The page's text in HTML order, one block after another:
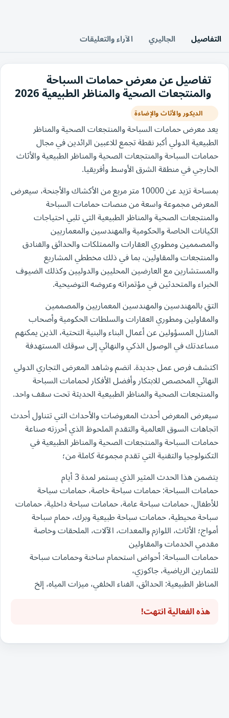
التفاصيل الجاليري الآراء والتعليقات
تفاصيل عن معرض حمامات السباحة
والمنتجعات الصحية والمناظر الطبيعية 2026
الديكور والأثاث والإضاءة
يعد معرض حمامات السباحة والمنتجعات الصحية والمناظر
الطبيعية الدولي أكبر نقطة تجمع للاعبين الرائدين في مجال
حمامات السباحة والمنتجعات الصحية والمناظر الطبيعية والأثاث
الخارجي في منطقة الشرق الأوسط وأفريقيا.
بمساحة تزيد عن 10000 متر مربع من الأكشاك والأجنحة، سيعرض
المعرض مجموعة واسعة من منصات حمامات السباحة
والمنتجعات الصحية والمناظر الطبيعية التي تلبي احتياجات
الكيانات الخاصة والحكومية والمهندسين والمعماريين
والمصممين ومطوري العقارات والممتلكات والحدائق والفنادق
والمنتجعات والمقاولين، بما في ذلك مخططي المشاريع
والمستشارين مع العارضين المحليين والدوليين وكذلك الضيوف
الخبراء والمتحدثين في مؤتمراته وعروضه التوضيحية.
التقِ بالمهندسين والمهندسين المعماريين والمصممين
والمقاولين ومطوري العقارات والسلطات الحكومية وأصحاب
المنازل المسؤولين عن أعمال البناء والبنية التحتية، الذين يمكنهم
مساعدتك في الوصول الذكي والنهائي إلى سوقك المستهدفة
اكتشف فرص عمل جديدة. انضم وشاهد المعرض التجاري الدولي
النهائي المخصص للابتكار وأفضل الأفكار لحمامات السباحة
والمنتجعات الصحية والمناظر الطبيعية الحديثة تحت سقف واحد.
سيعرض المعرض أحدث المعروضات والأحداث التي تتناول أحدث
اتجاهات السوق العالمية والتقدم الملحوظ الذي أحرزته صناعة
حمامات السباحة والمنتجعات الصحية والمناظر الطبيعية في
التكنولوجيا والتقنية التي تقدم مجموعة كاملة من؛
يتضمن هذا الحدث المثير الذي يستمر لمدة 3 أيام
حمامات السباحة: حمامات سباحة خاصة، حمامات سباحة
للأطفال، حمامات سباحة عامة، حمامات سباحة داخلية، حمامات
سباحة محيطية، حمامات سباحة طبيعية وبرك، حمام سباحة
أمواج؛ الأثاث، اللوازم والمعدات، الآلات، الملحقات وخاصة
مقدمي الخدمات والمقاولين
حمامات السباحة: أحواض استحمام ساخنة وحمامات سباحة
للتمارين الرياضية، جاكوزي،
المناظر الطبيعية: الحدائق، الفناء الخلفي، ميزات المياه، إلخ
هذه الفعالية انتهت!